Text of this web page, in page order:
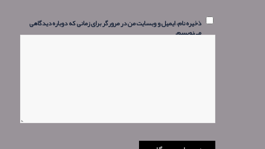
ذخیره نام، ایمیل و وبسایت من در مرورگر برای زمانی که دوباره دیدگاهی
می‌نویسم.